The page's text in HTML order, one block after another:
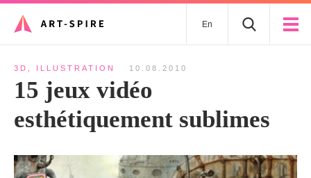
En
3D ILLUSTRATION 10.08.2010
15 jeux vidéo
esthétiquement sublimes